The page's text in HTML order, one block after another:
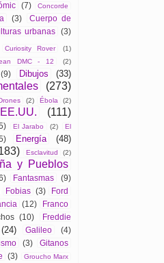
(7)
Concorde
(3)
Cuerpo de
urbanas (3)
Curiosity Rover (1)
DMC - 12 (2)
(9) Dibujos (33)
(273)
(2) Ébola (2)
EE.UU. (111)
El Jarabo (2)
El
Energía
(48)
Esclavitud
(2)
y Pueblos
Fantasmas
(9)
Fobias (3)
Ford
(12)
Franco
(10)
Freddie
(24) Galileo (4)
(3)
Gitanos
(3)
Groucho Marx